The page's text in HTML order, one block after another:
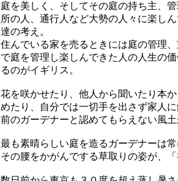
庭を美しく、そしてその庭の持ち主、
所の人、通行人など大勢の人々に楽し
達の考え。
住んでいる家を売るときには庭の管理
で庭を管理し楽しんできた人の人生の
るのがイギリス。
花を咲かせたり、他人から聞いたり本
めたり、自分では一切手を出さず家人
前のガーデナーと認めてもらえない風土
最も素晴らしい庭を造るガーデナーは
その腰をかがんでする草取りの姿が、